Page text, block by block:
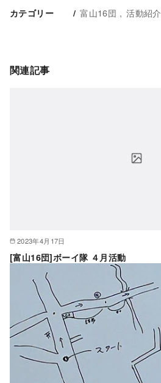
カテゴリー 富山16団 活動紹介
関連記事
2023年4月17日
[富山16団]ボーイ隊 ４月活動